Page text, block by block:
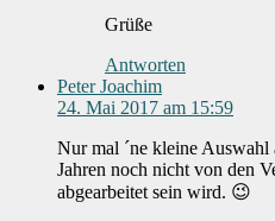
Grüße
Antworten
Peter Joachim
24. Mai 2017 am 15:59
Nur mal ´ne kleine
Jahren noch nicht von den
abgearbeitet sein wird. 😉